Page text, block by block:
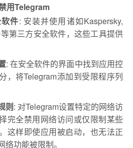
用Telegram
件: 安装并使用诸如Kaspersky,
第三方安全软件，这些工具提供
: 在安全软件的界面中找到应用控
，将Telegram添加到受限程序列
则: 对Telegram设置特定的网络访
完全禁用网络访问或仅限制某些
这样即使应用被启动，也无法正
功能被限制。